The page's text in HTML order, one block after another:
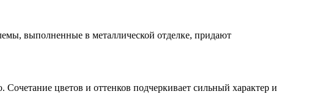
выполненные в металлической отделке, придают
Сочетание цветов и оттенков подчеркивает сильный характер и